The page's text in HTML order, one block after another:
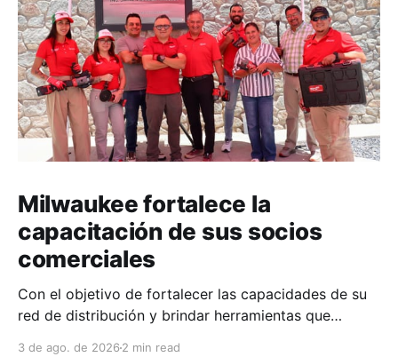
Milwaukee fortalece la
capacitación de sus socios
comerciales
Con el objetivo de fortalecer las capacidades de su
red de distribución y brindar herramientas que
3 de ago. de 2026 2 min read